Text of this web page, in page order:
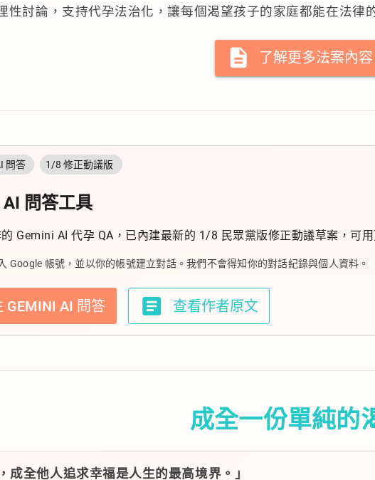
性討論，支持代孕法治化，讓每個渴望孩子的家庭都能在法律
description 了解更多法案內容
問答 1/8 修正動議版
問答工具
的 Gemini AI 代孕 QA，已內建最新的 1/8 民眾黨版修正動議草案，可
Google 帳號，並以你的帳號建立對話。我們不會得知你的對話紀錄與個人資料。
GEMINI AI 問答 article 查看作者原文
成全一份單純的
成全他人追求幸福是人生的最高境界。」